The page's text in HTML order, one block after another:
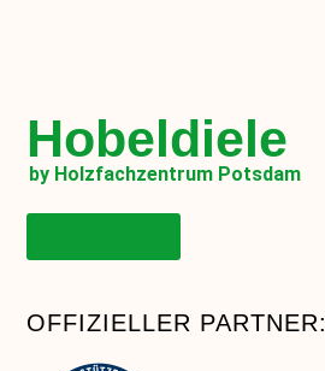
Hobeldiele
by Holzfachzentrum Potsdam
OFFIZIELLER PARTNER: